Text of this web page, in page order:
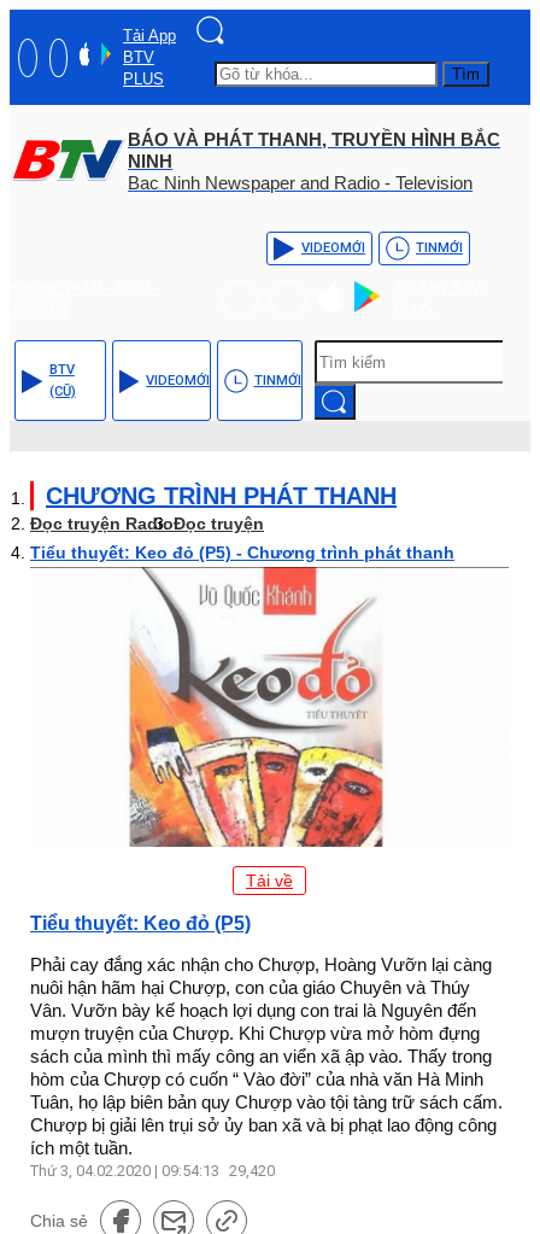
Tải App
BTV
PLUS
Tìm
BÁO VÀ PHÁT THANH, TRUYỀN HÌNH BẮC
NINH
Bac Ninh Newspaper and Radio - Television
VIDEOMỚI TINMỚI
BTV
(CŨ)
VIDEOMỚI TINMỚI
CHƯƠNG TRÌNH PHÁT THANH
Đọc truyện RadioĐọc truyện
Tiểu thuyết: Keo đỏ (P5) - Chương trình phát thanh
Tải về
Tiểu thuyết: Keo đỏ (P5)
Phải cay đắng xác nhận cho Chượp, Hoàng Vưỡn lại càng
nuôi hận hãm hại Chượp, con của giáo Chuyên và Thúy
Vân. Vưỡn bày kế hoạch lợi dụng con trai là Nguyên đến
mượn truyện của Chượp. Khi Chượp vừa mở hòm đựng
sách của mình thì mấy công an viển xã ập vào. Thấy trong
hòm của Chượp có cuốn “ Vào đời” của nhà văn Hà Minh
Tuân, họ lập biên bản quy Chượp vào tội tàng trữ sách cấm.
Chượp bị giải lên trụi sở ủy ban xã và bị phạt lao động công
ích một tuần.
Thứ 3, 04.02.2020 | 09:54:13 29,420
Chia sẻ